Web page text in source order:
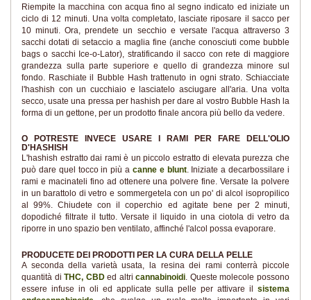
Riempite la macchina con acqua fino al segno indicato ed iniziate un
ciclo di 12 minuti. Una volta completato, lasciate riposare il sacco per
10 minuti. Ora, prendete un secchio e versate l'acqua attraverso 3
sacchi dotati di setaccio a maglia fine (anche conosciuti come bubble
bags o sacchi Ice-o-Lator), stratificando il sacco con rete di maggiore
grandezza sulla parte superiore e quello di grandezza minore sul
fondo. Raschiate il Bubble Hash trattenuto in ogni strato. Schiacciate
l'hashish con un cucchiaio e lasciatelo asciugare all'aria. Una volta
secco, usate una pressa per hashish per dare al vostro Bubble Hash la
forma di un gettone, per un prodotto finale ancora più bello da vedere.
O POTRESTE INVECE USARE I RAMI PER FARE DELL'OLIO
D'HASHISH
L'hashish estratto dai rami è un piccolo estratto di elevata purezza che
può dare quel tocco in più a canne e blunt. Iniziate a decarbossilare i
rami e macinateli fino ad ottenere una polvere fine. Versate la polvere
in un barattolo di vetro e sommergetela con un po' di alcol isopropilico
al 99%. Chiudete con il coperchio ed agitate bene per 2 minuti,
dopodiché filtrate il tutto. Versate il liquido in una ciotola di vetro da
riporre in uno spazio ben ventilato, affinché l'alcol possa evaporare.
PRODUCETE DEI PRODOTTI PER LA CURA DELLA PELLE
A seconda della varietà usata, la resina dei rami conterrà piccole
quantità diTHC, CBDed altricannabinoidi . Queste molecole possono
essere infuse in oli ed applicate sulla pelle per attivare il sistema